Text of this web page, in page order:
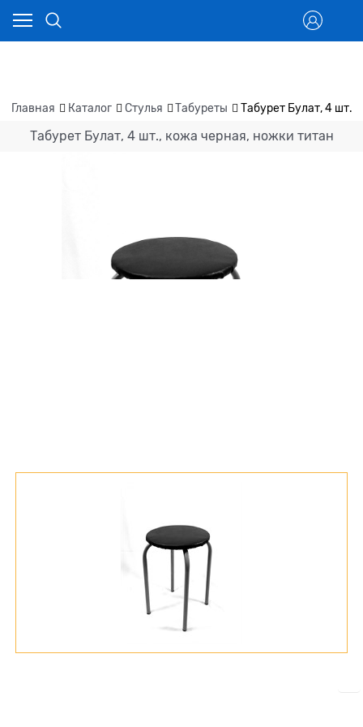
Главная Каталог Стулья Табуреты Табурет Булат, 4 шт.,
Табурет Булат, 4 шт., кожа черная, ножки титан